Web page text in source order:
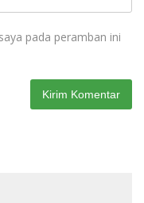
pada peramban ini